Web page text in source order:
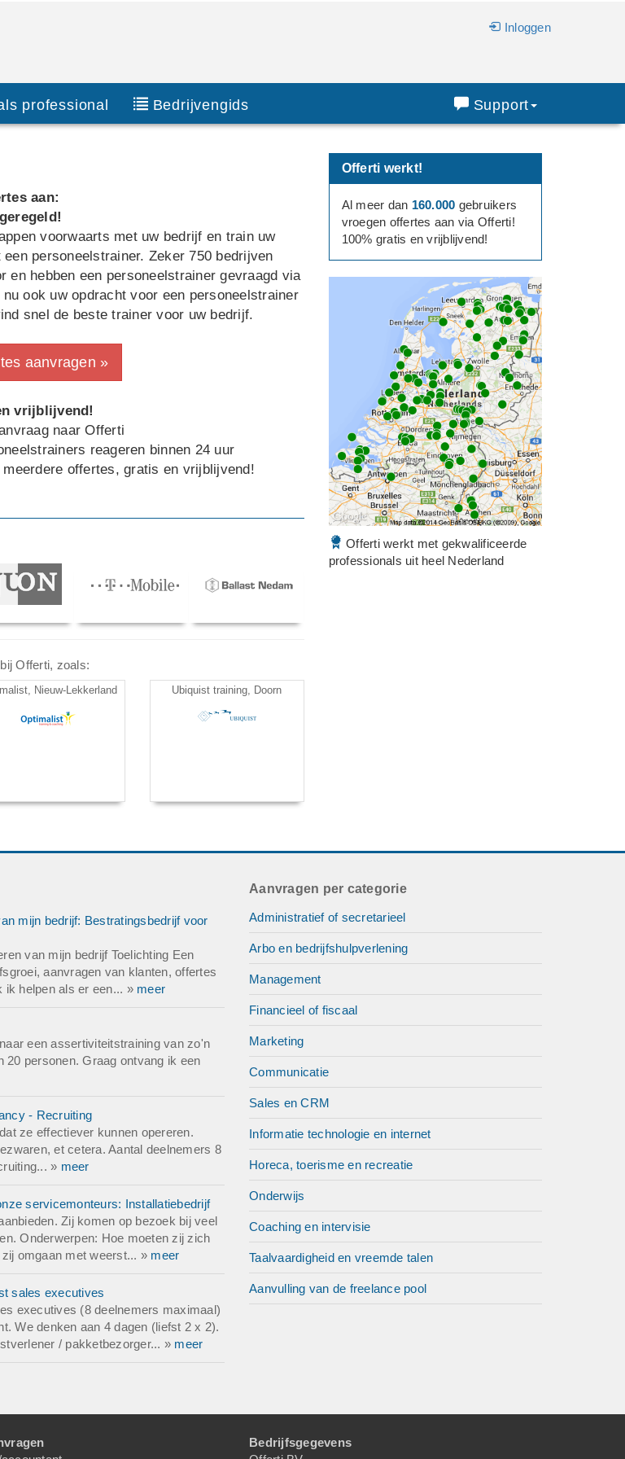
Inloggen
professional Bedrijvengids Support
aan:
voorwaarts met uw bedrijf en train uw
een personeelstrainer. Zeker 750 bedrijven
en hebben een personeelstrainer gevraagd via
ook uw opdracht voor een personeelstrainer
snel de beste trainer voor uw bedrijf.
aanvragen »
vrijblijvend!
naar Offerti
reageren binnen 24 uur
meerdere offertes, gratis en vrijblijvend!
Offerti, zoals:
Nieuw-Lekkerland Ubiquist training, Doorn
Offerti werkt!
Al meer dan 160.000 gebruikers
vroegen offertes aan via Offerti!
100% gratis en vrijblijvend!
Offerti werkt met gekwalificeerde
professionals uit heel Nederland
mijn bedrijf: Bestratingsbedrijf voor
van mijn bedrijf Toelichting Een
aanvragen van klanten, offertes
ik helpen als er een... » meer
een assertiviteitstraining van zo'n
20 personen. Graag ontvang ik een
- Recruiting
ze effectiever kunnen opereren.
et cetera. Aantal deelnemers 8
» meer
servicemonteurs: Installatiebedrijf
Zij komen op bezoek bij veel
Onderwerpen: Hoe moeten zij zich
omgaan met weerst... » meer
sales executives
executives (8 deelnemers maximaal)
We denken aan 4 dagen (liefst 2 x 2).
/ pakketbezorger... » meer
Aanvragen per categorie
Administratief of secretarieel
Arbo en bedrijfshulpverlening
Management
Financieel of fiscaal
Marketing
Communicatie
Sales en CRM
Informatie technologie en internet
Horeca, toerisme en recreatie
Onderwijs
Coaching en intervisie
Taalvaardigheid en vreemde talen
Aanvulling van de freelance pool
Bedrijfsgegevens